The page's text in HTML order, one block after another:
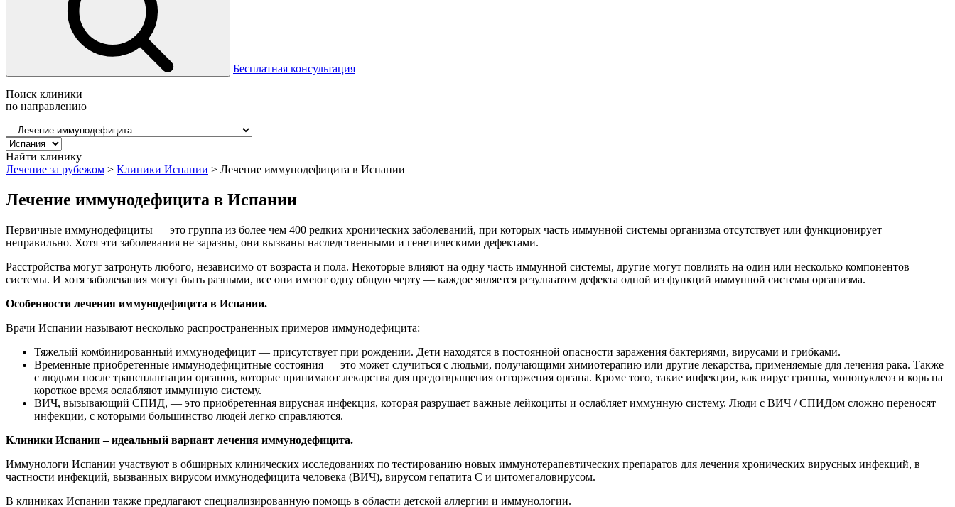
Бесплатная консультация
Поиск клиники
по направлению
Найти клинику
Лечение за рубежом > Клиники Испании > Лечение иммунодефицита в Испании
Лечение иммунодефицита в Испании
Первичные иммунодефициты — это группа из более чем 400 редких хронических заболеваний, при которых часть иммунной системы организма отсутствует или функционирует
неправильно. Хотя эти заболевания не заразны, они вызваны наследственными и генетическими дефектами.
Расстройства могут затронуть любого, независимо от возраста и пола. Некоторые влияют на одну часть иммунной системы, другие могут повлиять на один или несколько компонентов
системы. И хотя заболевания могут быть разными, все они имеют одну общую черту — каждое является результатом дефекта одной из функций иммунной системы организма.
Особенности лечения иммунодефицита в Испании.
Врачи Испании называют несколько распространенных примеров иммунодефицита:
Тяжелый комбинированный иммунодефицит — присутствует при рождении. Дети находятся в постоянной опасности заражения бактериями, вирусами и грибками.
Временные приобретенные иммунодефицитные состояния — это может случиться с людьми, получающими химиотерапию или другие лекарства, применяемые для лечения рака. Также
с людьми после трансплантации органов, которые принимают лекарства для предотвращения отторжения органа. Кроме того, такие инфекции, как вирус гриппа, мононуклеоз и корь на
короткое время ослабляют иммунную систему.
ВИЧ, вызывающий СПИД, — это приобретенная вирусная инфекция, которая разрушает важные лейкоциты и ослабляет иммунную систему. Люди с ВИЧ / СПИДом сложно переносят
инфекции, с которыми большинство людей легко справляются.
Клиники Испании – идеальный вариант лечения иммунодефицита.
Иммунологи Испании участвуют в обширных клинических исследованиях по тестированию новых иммунотерапевтических препаратов для лечения хронических вирусных инфекций, в
частности инфекций, вызванных вирусом иммунодефицита человека (ВИЧ), вирусом гепатита С и цитомегаловирусом.
В клиниках Испании также предлагают специализированную помощь в области детской аллергии и иммунологии.